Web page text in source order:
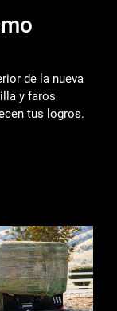
de la nueva
y faros
tus logros.